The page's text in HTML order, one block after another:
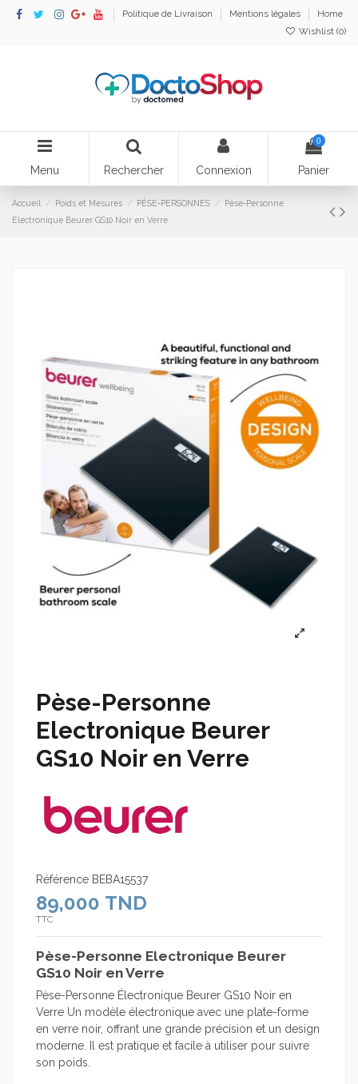
Politique de Livraison Mentions légales
Home
Wishlist (0)
Menu Rechercher Connexion
0
Panier
Accueil Poids et Mesures PÈSE-PERSONNES
Pèse-Personne
Electronique Beurer GS10 Noir en Verre
Pèse-Personne
Electronique Beurer
GS10 Noir en Verre
Référence BEBA15537
89,000 TND
TTC
Pèse-Personne Electronique Beurer
GS10 Noir en Verre
Pèse-Personne Électronique Beurer GS10 Noir en
Verre Un modèle électronique avec une plate-forme
en verre noir, offrant une grande précision et un design
moderne. Il est pratique et facile à utiliser pour suivre
son poids.